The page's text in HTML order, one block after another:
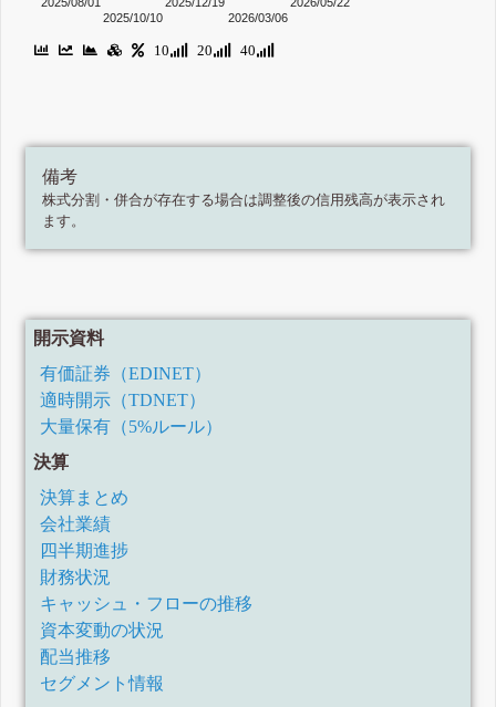
2025/10/10
2026/03/06
10 20 40
備考
株式分割・併合が存在する場合は調整後の信用残高が表示され
ます。
開示資料
有価証券（EDINET）
適時開示（TDNET）
大量保有（5%ルール）
決算
決算まとめ
会社業績
四半期進捗
財務状況
キャッシュ・フローの推移
資本変動の状況
配当推移
セグメント情報